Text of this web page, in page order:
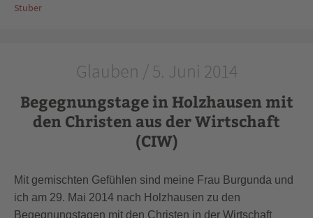
Stuber
Glauben / 5. Juni 2014
Begegnungstage in Holzhausen mit
den Christen aus der Wirtschaft
(CIW)
Mit gemischten Gefühlen sind meine Frau Burgunda und
ich am 29. Mai 2014 nach Holzhausen zu den
Begegnungstagen mit den Christen in der Wirtschaft